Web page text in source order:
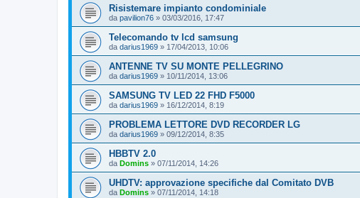
Risistemare impianto condominiale
da pavilion76 » 03/03/2016, 17:47
Telecomando tv lcd samsung
da darius1969 » 17/04/2013, 10:06
ANTENNE TV SU MONTE PELLEGRINO
da darius1969 » 10/11/2014, 13:06
SAMSUNG TV LED 22 FHD F5000
da darius1969 » 16/12/2014, 8:19
PROBLEMA LETTORE DVD RECORDER LG
da darius1969 » 09/12/2014, 8:35
HBBTV 2.0
da Domins » 07/11/2014, 14:26
UHDTV: approvazione specifiche dal Comitato DVB
da Domins » 07/11/2014, 14:18